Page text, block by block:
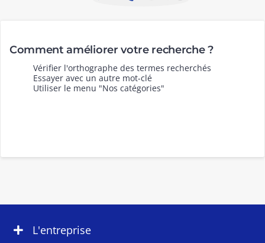
Comment améliorer votre recherche ?
Vérifier l'orthographe des termes recherchés
Essayer avec un autre mot-clé
Utiliser le menu "Nos catégories"
L'entreprise